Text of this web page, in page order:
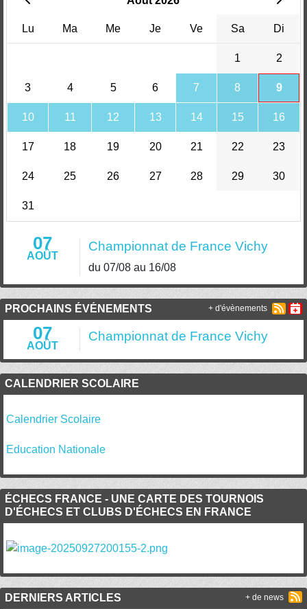
Lu Ma Me Je Ve Sa Di
1 2
3 4 5 6 7 8 9
10 11 12 13 14 15 16
17 18 19 20 21 22 23
24 25 26 27 28 29 30
31
07
AOÛT
Championnat de France Vichy
du 07/08 au 16/08
PROCHAINS ÉVÉNEMENTS
07
AOÛT
Championnat de France Vichy
+ d'évènements
CALENDRIER SCOLAIRE
Calendrier Scolaire
Education Nationale
ÉCHECS FRANCE - UNE CARTE DES TOURNOIS
D'ÉCHECS ET CLUBS D'ÉCHECS EN FRANCE
DERNIERS ARTICLES + de news